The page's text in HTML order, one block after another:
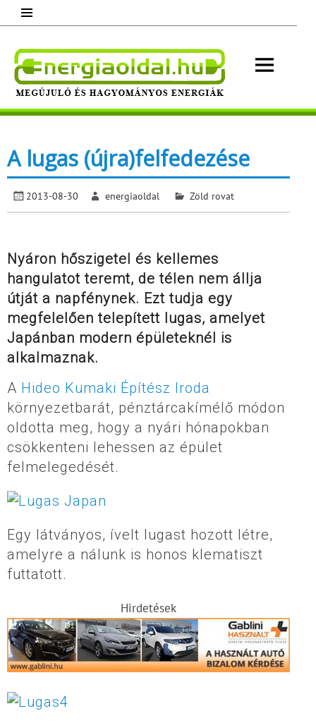
content
Megújuló és hagyományos energiák.
A lugas (újra)felfedezése
2013-08-30 energiaoldal Zöld rovat
Nyáron hőszigetel és kellemes
hangulatot teremt, de télen nem állja
útját a napfénynek. Ezt tudja egy
megfelelően telepített lugas, amelyet
Japánban modern épületeknél is
alkalmaznak.
A Hideo Kumaki Építész Iroda
környezetbarát, pénztárcakímélő módon
oldotta meg, hogy a nyári hónapokban
csökkenteni lehessen az épület
felmelegedését.
Egy látványos, ívelt lugast hozott létre,
amelyre a nálunk is honos klematiszt
futtatott.
Hirdetések